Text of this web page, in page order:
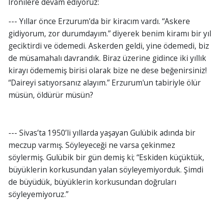
--- Yıllar önce Erzurum'da bir kiracım vardı. “Askere
gidiyorum, zor durumdayım.” diyerek benim kiramı bir yıl
geciktirdi ve ödemedi. Askerden geldi, yine ödemedi, biz
de müsamahalı davrandık. Biraz üzerine gidince iki yıllık
kirayı ödememiş birisi olarak bize ne dese beğenirsiniz!
“Daireyi satıyorsanız alayım.” Erzurum'un tabiriyle ölür
müsün, öldürür müsün?
--- Sivas’ta 1950’li yıllarda yaşayan Gulübik adında bir
meczup varmış. Söyleyeceği ne varsa çekinmez
söylermiş. Gulübik bir gün demiş ki; “Eskiden küçüktük,
büyüklerin korkusundan yalan söyleyemiyorduk. Şimdi
de büyüdük, büyüklerin korkusundan doğruları
söyleyemiyoruz.”